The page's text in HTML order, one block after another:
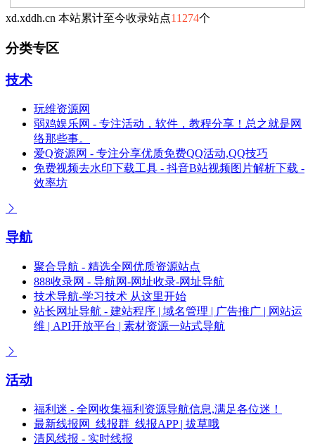
xd.xddh.cn 本站累计至今收录站点11274个
分类专区
技术
玩维资源网
弱鸡娱乐网 - 专注活动，软件，教程分享！总之就是网
络那些事。
爱Q资源网 - 专注分享优质免费QQ活动,QQ技巧
免费视频去水印下载工具 - 抖音B站视频图片解析下载 -
效率坊
导航
聚合导航 - 精选全网优质资源站点
888收录网 - 导航网-网址收录-网址导航
技术导航-学习技术 从这里开始
站长网址导航 - 建站程序 | 域名管理 | 广告推广 | 网站运
维 | API开放平台 | 素材资源一站式导航
活动
福利迷 - 全网收集福利资源导航信息,满足各位迷！
最新线报网_线报群_线报APP | 拔草哦
清风线报 - 实时线报